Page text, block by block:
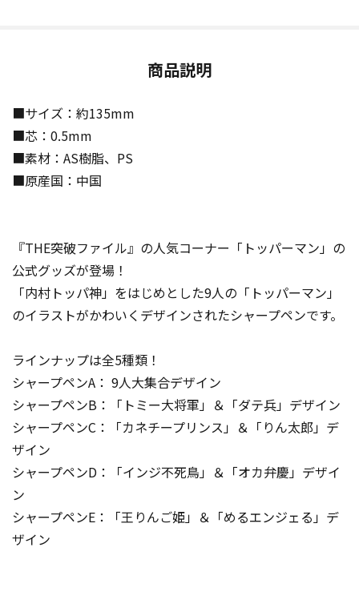
商品説明
■サイズ：約135mm
■芯：0.5mm
■素材：AS樹脂、PS
■原産国：中国
『THE突破ファイル』の人気コーナー「トッパーマン」の
公式グッズが登場！
「内村トッパ神」をはじめとした9人の「トッパーマン」
のイラストがかわいくデザインされたシャープペンです。
ラインナップは全5種類！
シャープペンA： 9人大集合デザイン
シャープペンB：「トミー大将軍」＆「ダテ兵」デザイン
シャープペンC：「カネチープリンス」＆「りん太郎」デ
ザイン
シャープペンD：「インジ不死鳥」＆「オカ弁慶」デザイ
ン
シャープペンE：「王りんご姫」＆「めるエンジェる」デ
ザイン